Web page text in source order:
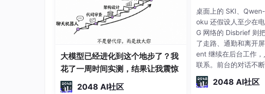
由上述例题可得结论
1）指数平滑法对实际序列具有平滑作用，权系数（平滑系
迟缓。
2）在实际序列的线性变动部分，指数平滑值序列出现一定
少，但当时间序列的变动出现直线趋势时，用一次指数平
进行修正。修正的方法也是在一次指数平滑的基础上再进
和发展趋势，然后建立直线趋势预测模型，故称为二次指数
大模型已经进化到这个地步了？我
花了一周时间实测，结果让我震惊
2048 AI社区
Agent 大盘点丨
习笔记
桌面上的 SKI、
oku 还假设人至少在
G 网络的 Disbrief 则
了走路、通勤和离开
ent 继续在后台工作
联系。前台的对话不
务也在持续推进，两者
不阻塞。，做法很直
2048 AI社区